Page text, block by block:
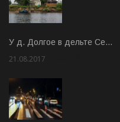
У д. Долгое в дельте Се…
21.08.2017